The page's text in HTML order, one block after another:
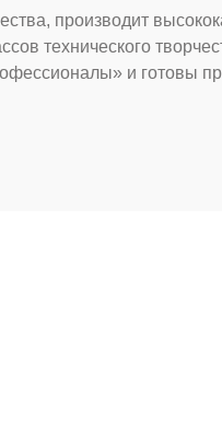
производит
технического
и готовы